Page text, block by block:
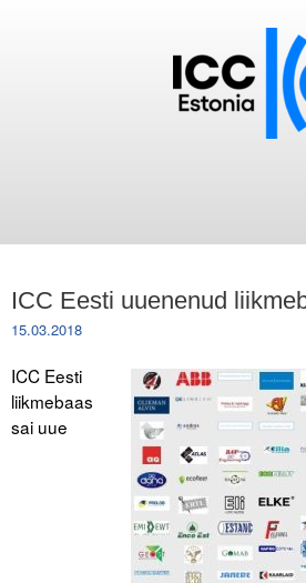
ICC Eesti liikmebaas
Astu ICC Eesti liikmeks!
ICC Eesti uuenenud
15.03.2018
ICC Eesti
liikmebaas
sai uue